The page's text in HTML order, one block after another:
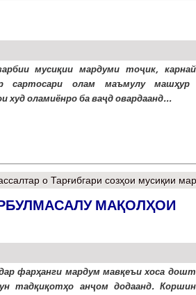
мусиқии мардуми тоҷик,
сартосари олам маъмулу машҳур
худ оламиёнро ба ваҷд овардаанд...
о Тарғибгари созҳои мусиқии
МАҚОЛҲОИ
фарҳанги мардум мавқеъи хоса
тадқиқотҳо анҷом додаанд.